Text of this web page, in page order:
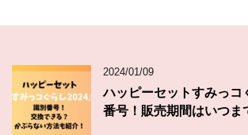
2024/01/09
ハッピーセットすみっコ
番号！販売期間はいつま